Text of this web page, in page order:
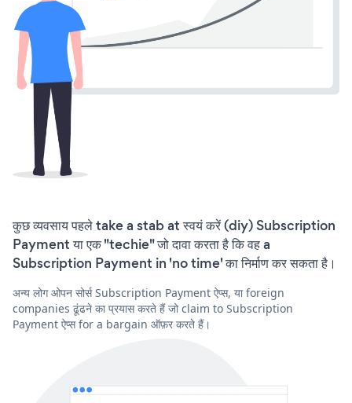
कुछ व्यवसाय पहले take a stab at स्वयं करें (diy) Subscription
Payment या एक "techie" जो दावा करता है कि वह a
Subscription Payment in 'no time' का निर्माण कर सकता है।
अन्य लोग ओपन सोर्स Subscription Payment ऐप्स, या foreign
companies ढूंढने का प्रयास करते हैं जो claim to Subscription
Payment ऐप्स for a bargain ऑफ़र करते हैं।